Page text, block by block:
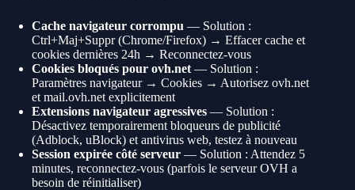
Cache navigateur corrompu — Solution :
Ctrl+Maj+Suppr (Chrome/Firefox) → Effacer cache et
cookies dernières 24h → Reconnectez-vous
Cookies bloqués pour ovh.net — Solution :
Paramètres navigateur → Cookies → Autorisez ovh.net
et mail.ovh.net explicitement
Extensions navigateur agressives — Solution :
Désactivez temporairement bloqueurs de publicité
(Adblock, uBlock) et antivirus web, testez à nouveau
Session expirée côté serveur — Solution : Attendez 5
minutes, reconnectez-vous (parfois le serveur OVH a
besoin de réinitialiser)